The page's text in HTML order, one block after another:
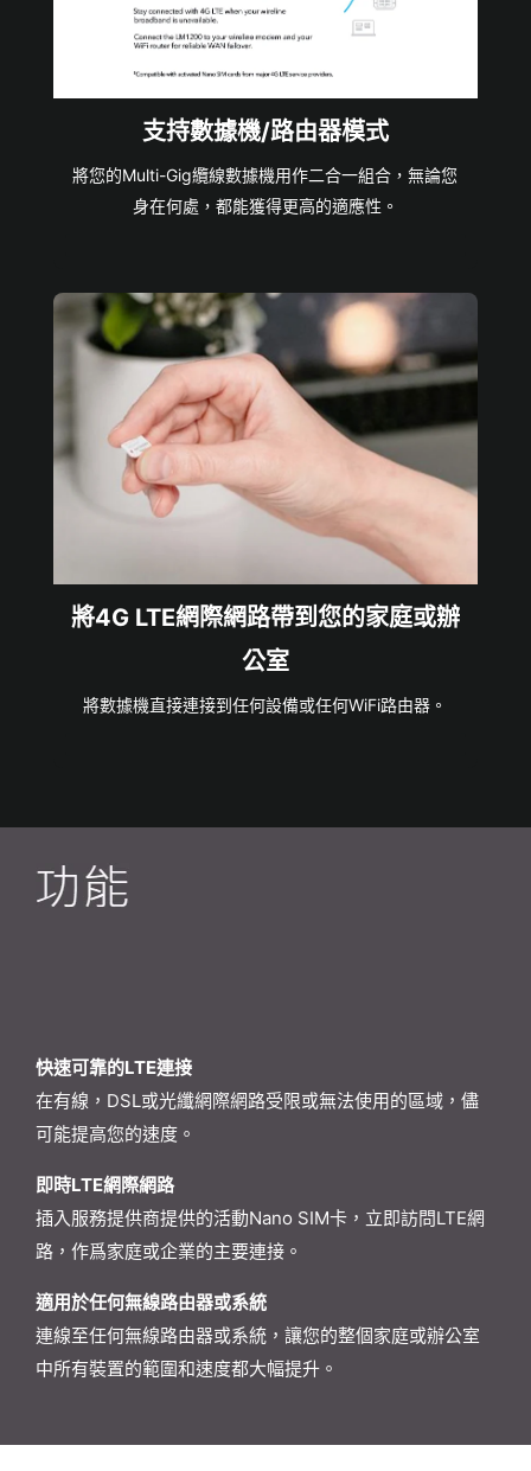
支持數據機/路由器模式
將您的Multi-Gig纜線數據機用作二合一組合，無論您
身在何處，都能獲得更高的適應性。
將4G LTE網際網路帶到您的家庭或辦
公室
將數據機直接連接到任何設備或任何WiFi路由器。
快速可靠的LTE連接
在有線，DSL或光纖網際網路受限或無法使用的區域，儘
可能提高您的速度。
即時LTE網際網路
插入服務提供商提供的活動Nano SIM卡，立即訪問LTE網
路，作爲家庭或企業的主要連接。
適用於任何無線路由器或系統
連線至任何無線路由器或系統，讓您的整個家庭或辦公室
中所有裝置的範圍和速度都大幅提升。